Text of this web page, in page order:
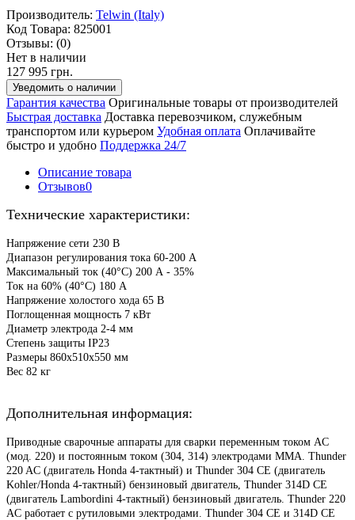
Производитель: Telwin (Italy)
Код Товара: 825001
Отзывы: (0)
Нет в наличии
127 995 грн.
Уведомить о наличии
Гарантия качества Оригинальные товары от производителей
Быстрая доставка Доставка перевозчиком, служебным
транспортом или курьером Удобная оплата Оплачивайте
быстро и удобно Поддержка 24/7
Описание товара
Отзывов0
Технические характеристики:
Напряжение сети 230 В
Диапазон регулирования тока 60-200 А
Максимальный ток (40°С) 200 А - 35%
Ток на 60% (40°С) 180 А
Напряжение холостого хода 65 В
Поглощенная мощность 7 кВт
Диаметр электрода 2-4 мм
Степень защиты IP23
Размеры 860x510x550 мм
Вес 82 кг
Дополнительная информация:
Приводные сварочные аппараты для сварки переменным током AC
(мод. 220) и постоянным током (304, 314) электродами MMA. Thunder
220 AC (двигатель Honda 4-тактный) и Thunder 304 CE (двигатель
Kohler/Honda 4-тактный) бензиновый двигатель, Thunder 314D CE
(двигатель Lambordini 4-тактный) бензиновый двигатель. Thunder 220
AC работает с рутиловыми электродами. Thunder 304 CE и 314D CE